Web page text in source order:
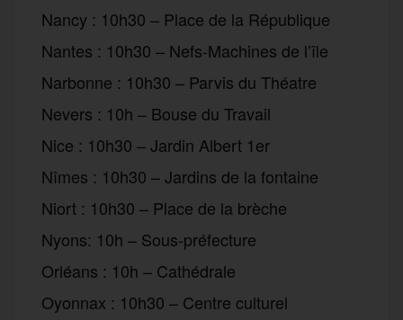
Nancy : 10h30 – Place de la République
Nantes : 10h30 – Nefs-Machines de l’île
Narbonne : 10h30 – Parvis du Théatre
Nevers : 10h – Bouse du Travail
Nice : 10h30 – Jardin Albert 1er
Nîmes : 10h30 – Jardins de la fontaine
Niort : 10h30 – Place de la brèche
Nyons: 10h – Sous-préfecture
Orléans : 10h – Cathédrale
Oyonnax : 10h30 – Centre culturel